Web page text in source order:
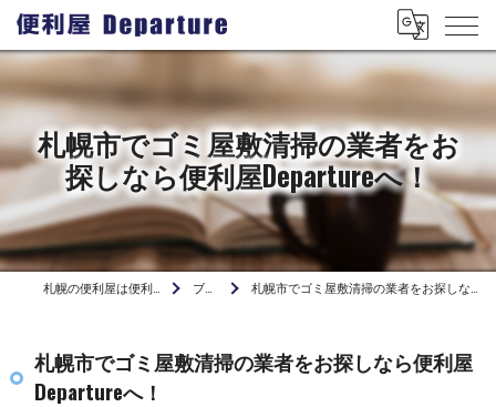
札幌市でゴミ屋敷清掃の業者をお
探しなら便利屋Departureへ！
札幌の便利屋は便利屋 Departure ブログ 札幌市でゴミ屋敷清掃の業者をお探しなら便利屋Departureへ！
札幌市でゴミ屋敷清掃の業者をお探しなら便利屋
Departureへ！